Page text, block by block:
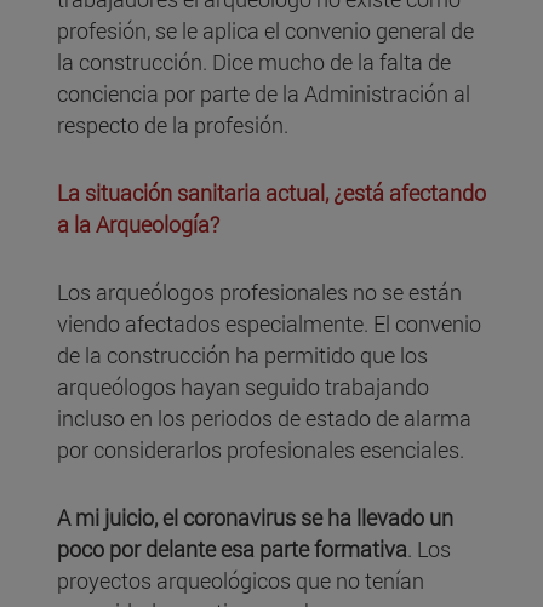
profesión, se le aplica el convenio general de
la construcción. Dice mucho de la falta de
conciencia por parte de la Administración al
respecto de la profesión.
La situación sanitaria actual, ¿está afectando
a la Arqueología?
Los arqueólogos profesionales no se están
viendo afectados especialmente. El convenio
de la construcción ha permitido que los
arqueólogos hayan seguido trabajando
incluso en los periodos de estado de alarma
por considerarlos profesionales esenciales.
A mi juicio, el coronavirus se ha llevado un
poco por delante esa parte formativa. Los
proyectos arqueológicos que no tenían